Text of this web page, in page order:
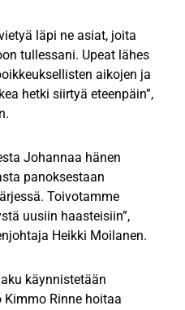
läpi ne asiat, joita
tullessani. Upeat lähes
aikojen ja
hetki siirtyä eteenpäin”,
Johannaa hänen
panoksestaan
Toivotamme
uusiin haasteisiin”,
Heikki Moilanen.
käynnistetään
Rinne hoitaa